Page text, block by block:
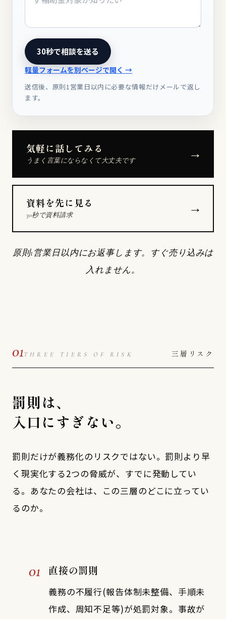
30秒で相談を送る
軽量フォームを別ページで開く →
送信後、原則1営業日以内に必要な情報だけメールで返し
ます。
気軽に話してみる
うまく言葉にならなくて大丈夫です →
資料を先に見る
30秒で資料請求 →
原則1営業日以内にお返事します。すぐ売り込みは
入れません。
01THREE TIERS OF RISK 三層リスク
罰則は、
入口にすぎない。
罰則だけが義務化のリスクではない。罰則より早
く現実化する2つの脅威が、すでに発動してい
る。あなたの会社は、この三層のどこに立ってい
るのか。
01 直接の罰則
義務の不履行(報告体制未整備、手順未
作成、周知不足等)が処罰対象。事故が